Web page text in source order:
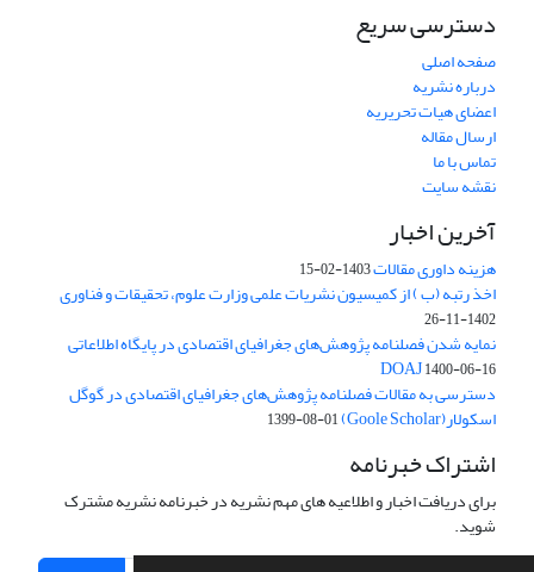
دسترسی سریع
صفحه اصلی
درباره نشریه
اعضای هیات تحریریه
ارسال مقاله
تماس با ما
نقشه سایت
آخرین اخبار
هزینه داوری مقالات1403-02-15
اخذ رتبه (ب ) از کمیسیون نشریات علمی وزارت علوم، تحقیقات و فناوری
1402-11-26
نمایه شدن فصلنامه پژوهش‌های جغرافیای اقتصادی در پایگاه اطلاعاتی
DOAJ1400-06-16
دسترسی به مقالات فصلنامه پژوهش‌های جغرافیای اقتصادی در گوگل
اسکولار(Goole Scholar) 1399-08-01
اشتراک خبرنامه
برای دریافت اخبار و اطلاعیه های مهم نشریه در خبرنامه نشریه مشترک
شوید.